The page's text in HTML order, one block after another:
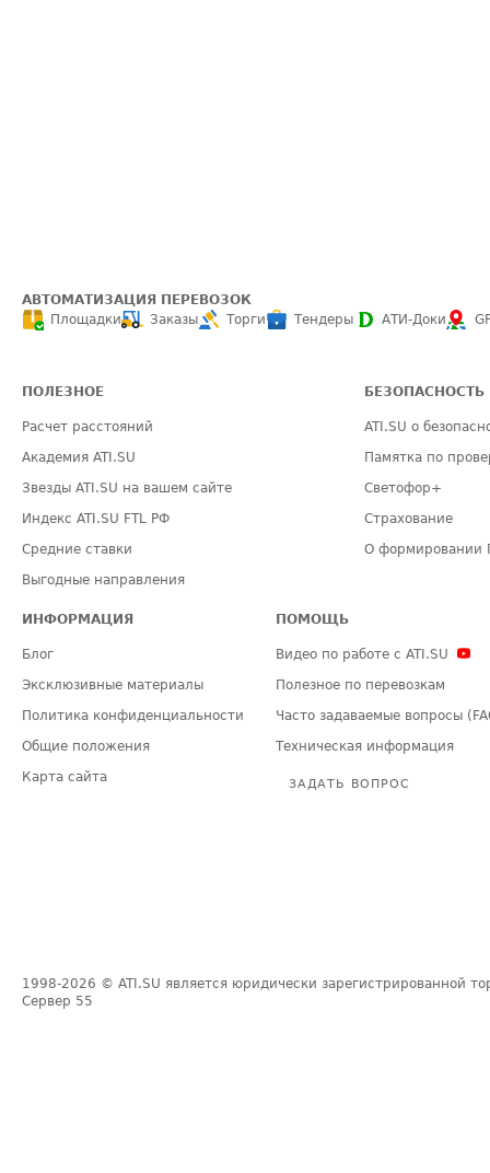
АВТОМАТИЗАЦИЯ ПЕРЕВОЗОК
Площадки
Заказы Торги Тендеры АТИ-Доки
ПОЛЕЗНОЕ
Расчет расстояний
Академия ATI.SU
Звезды ATI.SU на вашем сайте
Индекс ATI.SU FTL РФ
Средние ставки
Выгодные направления
БЕЗОПАСНОСТЬ
ATI.SU о
Памятка по
Светофор+
Страхование
О формировании
ИНФОРМАЦИЯ
Блог
Эксклюзивные материалы
Политика конфиденциальности
Общие положения
Карта сайта
ПОМОЩЬ
Видео по работе с ATI.SU
Полезное по перевозкам
Часто задаваемые вопросы
Техническая информация
ЗАДАТЬ ВОПРОС
1998-2026 © ATI.SU является юридически зарегистрированной
Сервер 55